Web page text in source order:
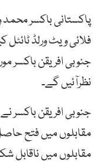
پاکستانی باکسر
جنوبی افریقن باکسر
نظرآئیں گے۔
مقابلوں میں فتح
مقابلوں میں ناقابل